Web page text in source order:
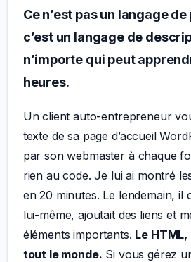
Ce n’est pas un langage
c’est un langage de
n’importe qui peut
heures.
Un client auto-entrepreneur
texte de sa page d’accueil
par son webmaster à chaque
rien au code. Je lui ai montré
en 20 minutes. Le lendemain, il
lui-même, ajoutait des liens et
éléments importants. Le
tout le monde. Si vous gérez